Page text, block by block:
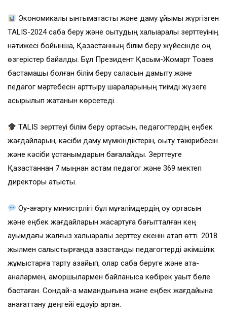
Экономикалық ынтымақтастық және даму ұйымы жүргізген
TALIS-2024 сабақ беру және оқытудың халықаралық зерттеуінің
нәтижесі бойынша, Қазақстанның білім беру жүйесінде оң
өзгерістер байқалды. Бұл Президент Қасым-Жомарт Тоқаев
бастамашы болған білім беру саласын дамыту және
педагог мәртебесін арттыру шараларының тиімді жүзеге
асырылып жатқанын көрсетеді.
TALIS зерттеуі білім беру ортасын, педагогтердің еңбек
жағдайларын, кәсіби даму мүмкіндіктерін, оқыту тәжірибесін
және кәсіби ұстанымдарын бағалайды. Зерттеуге
Қазақстаннан 7 мыңнан астам педагог және 369 мектеп
директоры қатысты.
Оқу-ағарту министрлігі бұл мұғалімдердің оқу ортасын
және еңбек жағдайларын жақсартуға бағытталған кең
ауқымдағы жалғыз халықаралық зерттеу екенін атап өтті. 2018
жылмен салыстырғанда қазақстандық педагогтерді әкімшілік
жұмыстарға тарту азайып, олар сабақ беруге және ата-
аналармен, қамқоршылармен байланысқа көбірек уақыт бөле
бастаған. Сондай-ақ мамандығына және еңбек жағдайына
қанағаттану деңгейі едәуір артқан.